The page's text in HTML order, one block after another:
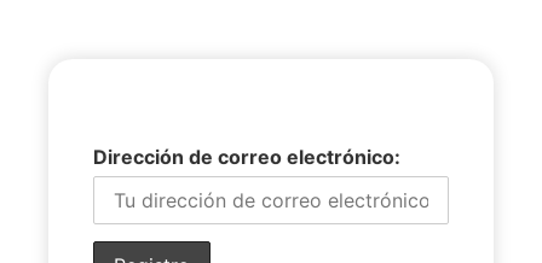
Dirección de correo electrónico: